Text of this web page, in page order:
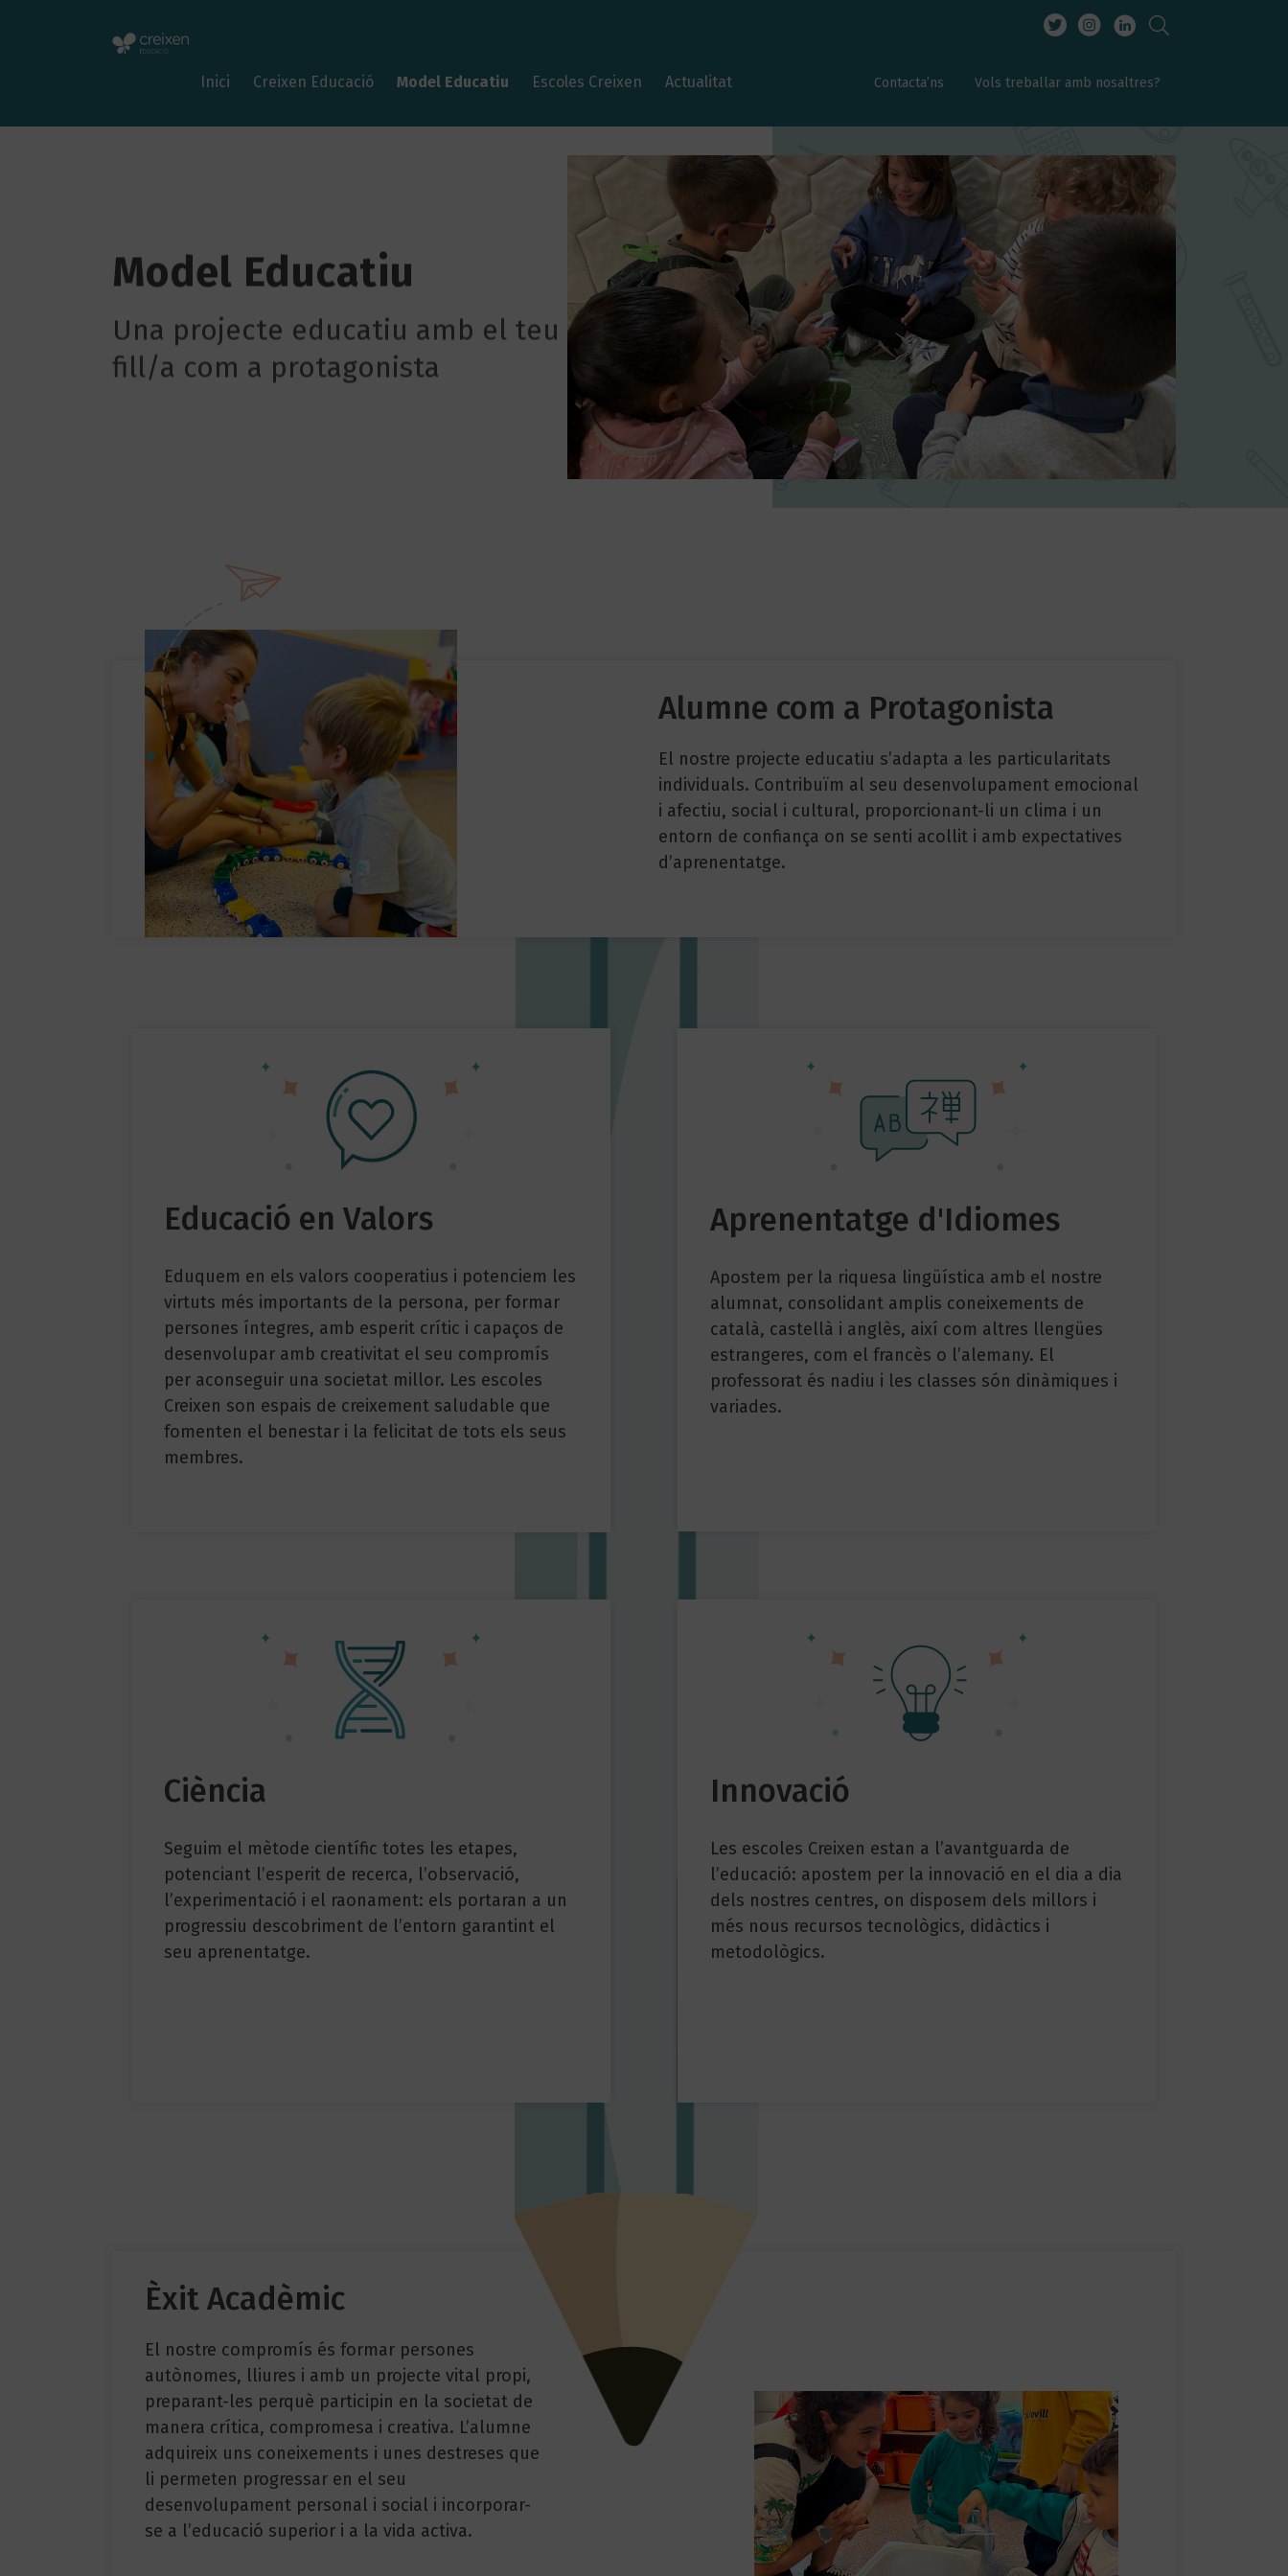
Inici Creixen Educació Model Educatiu Escoles Creixen Actualitat Contacta’ns Vols treballar amb nosaltres?
Model Educatiu
Una projecte educatiu amb el teu
fill/a com a protagonista
Alumne com a Protagonista
El nostre projecte educatiu s’adapta a les particularitats
individuals. Contribuïm al seu desenvolupament emocional
i afectiu, social i cultural, proporcionant-li un clima i un
entorn de confiança on se senti acollit i amb expectatives
d’aprenentatge.
Educació en Valors
Eduquem en els valors cooperatius i potenciem les
virtuts més importants de la persona, per formar
persones íntegres, amb esperit crític i capaços de
desenvolupar amb creativitat el seu compromís
per aconseguir una societat millor. Les escoles
Creixen son espais de creixement saludable que
fomenten el benestar i la felicitat de tots els seus
membres.
Aprenentatge d'Idiomes
Apostem per la riquesa lingüística amb el nostre
alumnat, consolidant amplis coneixements de
català, castellà i anglès, així com altres llengües
estrangeres, com el francès o l’alemany. El
professorat és nadiu i les classes són dinàmiques i
variades.
Ciència
Seguim el mètode científic totes les etapes,
potenciant l’esperit de recerca, l’observació,
l’experimentació i el raonament: els portaran a un
progressiu descobriment de l’entorn garantint el
seu aprenentatge.
Innovació
Les escoles Creixen estan a l’avantguarda de
l’educació: apostem per la innovació en el dia a dia
dels nostres centres, on disposem dels millors i
més nous recursos tecnològics, didàctics i
metodològics.
Èxit Acadèmic
El nostre compromís és formar persones
autònomes, lliures i amb un projecte vital propi,
preparant-les perquè participin en la societat de
manera crítica, compromesa i creativa. L’alumne
adquireix uns coneixements i unes destreses que
li permeten progressar en el seu
desenvolupament personal i social i incorporar-
se a l’educació superior i a la vida activa.